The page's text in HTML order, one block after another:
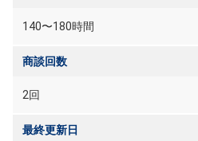
140〜180時間
商談回数
2回
最終更新日